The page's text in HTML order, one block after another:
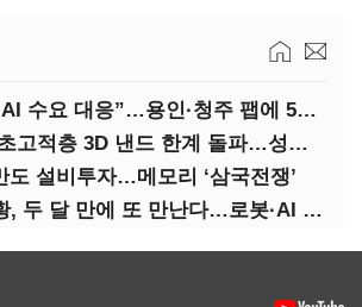
SK하이닉스 “AI 수요 대응”…용인·청주 팹에 54조 투자
삼전-포스텍, 초고적층 3D 낸드 한계 돌파…성능·전력효율 개선
도 설비투자…메모리 ‘삼국전쟁’
구광모-젠슨 황, 두 달 만에 또 만난다…로봇·AI 등 논의